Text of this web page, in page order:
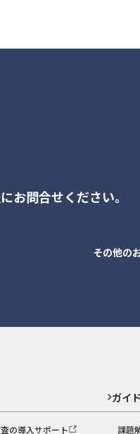
お問合せください。
その他の
の導入サポート
ガイ
課題